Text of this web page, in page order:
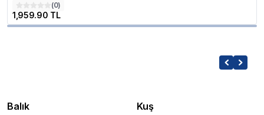
(0)
1,959.90 TL
Balık Kuş